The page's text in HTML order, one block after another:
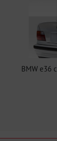
BMW e36